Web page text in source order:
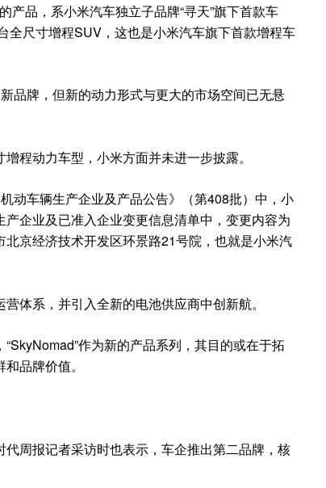
产品，系小米汽车独立子品牌“寻天”旗下首款车
尺寸增程SUV，这也是小米汽车旗下首款增程车
品牌，但新的动力形式与更大的市场空间已无悬
程动力车型，小米方面并未进一步披露。
动车辆生产企业及产品公告》（第408批）中，小
企业及已准入企业变更信息清单中，变更内容为
京经济技术开发区环景路21号院，也就是小米汽
体系，并引入全新的电池供应商中创新航。
作为新的产品系列，其目的或在于拓
品牌价值。
周报记者采访时也表示，车企推出第二品牌，核